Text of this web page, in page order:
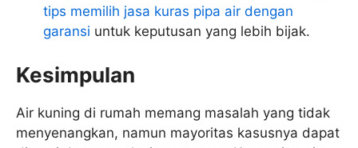
tips memilih jasa kuras pipa air dengan
garansi untuk keputusan yang lebih bijak.
Kesimpulan
Air kuning di rumah memang masalah yang tidak
menyenangkan, namun mayoritas kasusnya dapat